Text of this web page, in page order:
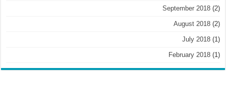
September 2018(2)
August 2018(2)
July 2018(1)
February 2018(1)